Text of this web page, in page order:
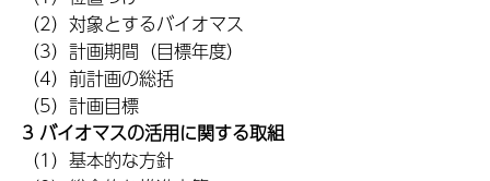
（2）対象とするバイオマス
（3）計画期間（目標年度）
（4）前計画の総括
（5）計画目標
3 バイオマスの活用に関する取組
（1）基本的な方針